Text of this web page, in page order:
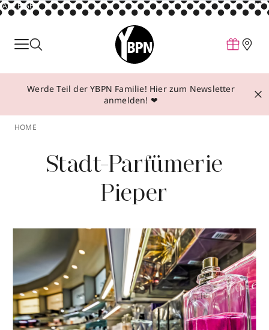
ANZEIGE
Parfum
Make-up
Behandlungen
Über YBPN
Werde Teil der YBPN Familie! Hier zum Newsletter
anmelden! ❤
HOME
Stadt-Parfümerie
Pieper